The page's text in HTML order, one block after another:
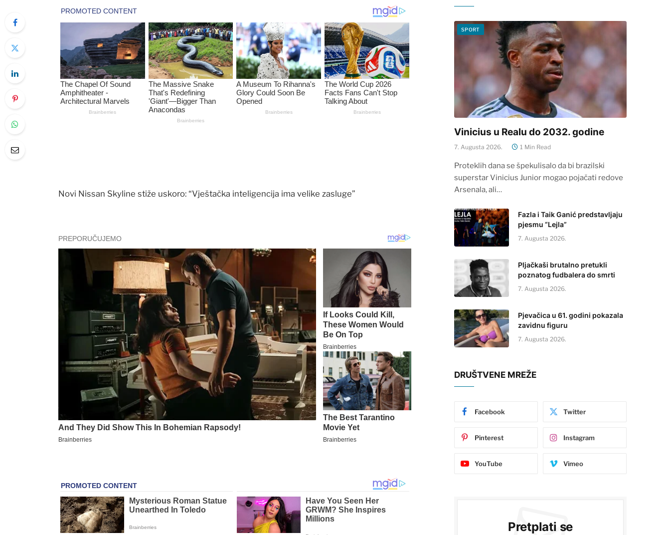
Novi Nissan Skyline stiže uskoro: “Vještačka inteligencija ima velike zasluge”
SPORT
Vinicius u Realu do 2032. godine
7. Augusta 2026. 1 Min Read
Proteklih dana se špekulisalo da bi brazilski
superstar Vinicius Junior mogao pojačati redove
Arsenala, ali…
Fazla i Taik Ganić predstavljaju
pjesmu “Lejla”
7. Augusta 2026.
Pljačkaši brutalno pretukli
poznatog fudbalera do smrti
7. Augusta 2026.
Pjevačica u 61. godini pokazala
zavidnu figuru
7. Augusta 2026.
DRUŠTVENE MREŽE
Facebook Twitter
Pinterest Instagram
YouTube Vimeo
Pretplati se